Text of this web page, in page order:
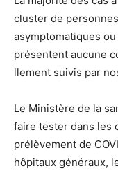
cluster de
asymptomatiques
présentent aucune
llement suivis par
Le Ministère de la
faire tester dans les
prélèvement de
hôpitaux généraux,